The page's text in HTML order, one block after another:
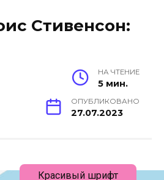
Стивенсон:
НА ЧТЕНИЕ
5 мин.
ОПУБЛИКОВАНО
27.07.2023
Красивый шрифт